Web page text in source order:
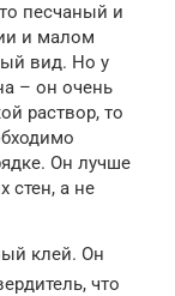
песчаный и
и малом
вид. Но у
– он очень
раствор, то
Он лучше
стен, а не
клей. Он
что